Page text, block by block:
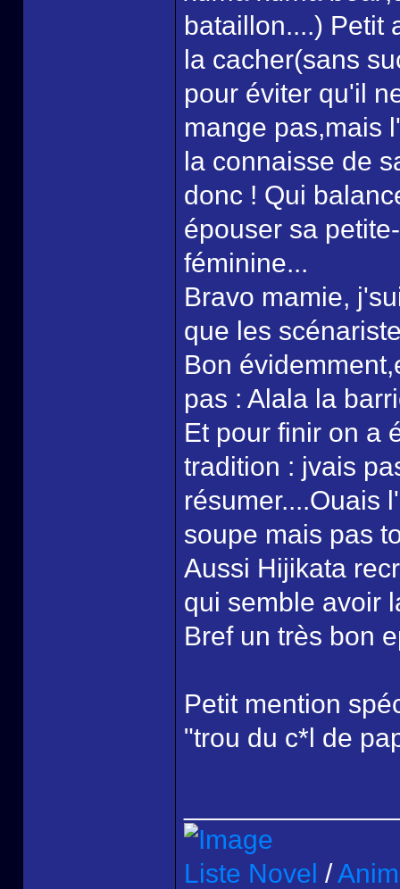
bataillon....) Petit
la cacher(sans
pour éviter qu'il
mange pas,mais
la connaisse de
donc ! Qui
épouser sa
féminine...
Bravo mamie,
que les
Bon
pas : Alala la
Et pour finir on a
tradition : jvais
résumer....Ouais
soupe mais pas
Aussi Hijikata
qui semble avoir
Bref un très bon
Petit mention
"trou du c*l de
Liste Novel /